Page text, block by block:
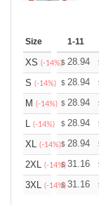
Size 1-11
XS (-14%)$ 28.94
S (-14%) $ 28.94
M (-14%) $ 28.94
L (-14%) $ 28.94
XL (-14%)$ 28.94
2XL (-14%)
$31.16
3XL (-14%)
$31.16